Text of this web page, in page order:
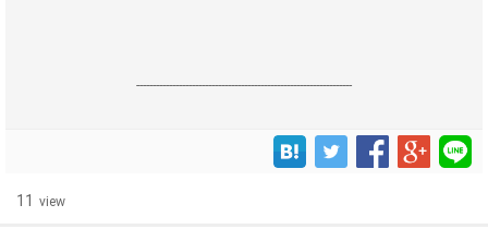
------------------------------------------------------------------
11 view